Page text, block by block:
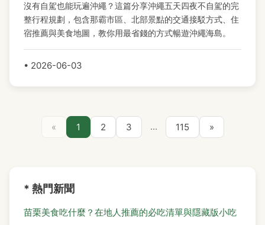
沒有自駕也能玩遍沖繩？這篇分享沖繩五天四夜不自駕的完
整行程規劃，包含那霸市區、北部景點的交通接駁方式、住
宿推薦與美食地圖，教你用最省錢的方式暢遊沖繩海島。
• 2026-06-03
« 1 2 3 ... 115 »
* 熱門新聞
苗栗美食吃什麼？在地人推薦的必吃清單與隱藏版小吃